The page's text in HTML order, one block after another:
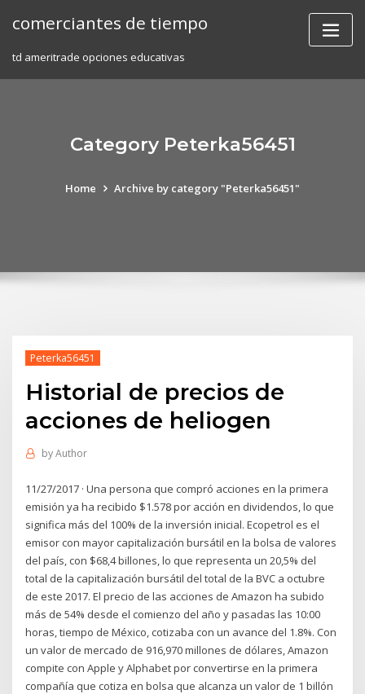
comerciantes de tiempo
td ameritrade opciones educativas
Category Peterka56451
Home Archive by category "Peterka56451"
Peterka56451
Historial de precios de
acciones de heliogen
byAuthor
11/27/2017 · Una persona que compró acciones en la primera
emisión ya ha recibido $1.578 por acción en dividendos, lo que
significa más del 100% de la inversión inicial. Ecopetrol es el
emisor con mayor capitalización bursátil en la bolsa de valores
del país, con $68,4 billones, lo que representa un 20,5% del
total de la capitalización bursátil del total de la BVC a octubre
de este 2017. El precio de las acciones de Amazon ha subido
más de 54% desde el comienzo del año y pasadas las 10:00
horas, tiempo de México, cotizaba con un avance del 1.8%. Con
un valor de mercado de 916,970 millones de dólares, Amazon
compite con Apple y Alphabet por convertirse en la primera
compañía que cotiza en bolsa que alcanza un valor de 1 billón